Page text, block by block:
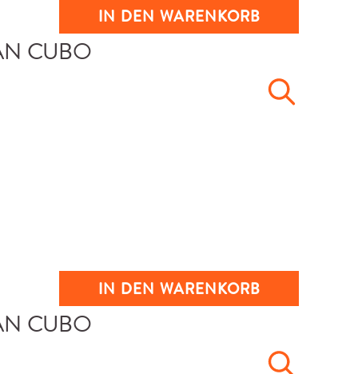
IN DEN WARENKORB
IN DEN WARENKORB